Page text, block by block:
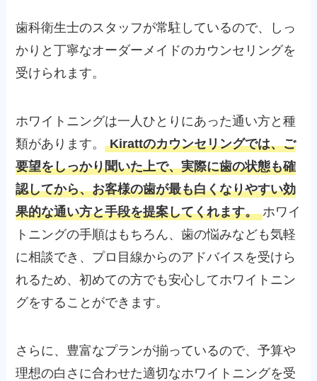
歯科衛生士のスタッフが常駐しているので、しっ
かりと丁寧なオーダーメイドのカウンセリングを
受けられます。
ホワイトニングは一人ひとりにあった通い方と種
類があります。Kirattのカウンセリングでは、ご
要望をしっかり聞いた上で、実際に歯の状態も確
認してから、お客様の歯が最も白くなりやすい効
果的な通い方と手段を提案してくれます。 ホワイ
トニングの手順はもちろん、歯の悩みなども気軽
に相談でき、プロ目線からのアドバイスを受けら
れるため、初めての方でも安心してホワイトニン
グをすることができます。
さらに、豊富なプランが揃っているので、予算や
理想の白さに合わせた適切なホワイトニングを受